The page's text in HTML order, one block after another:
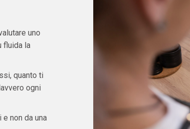
uno
fluida la
quanto ti
ogni
non da una